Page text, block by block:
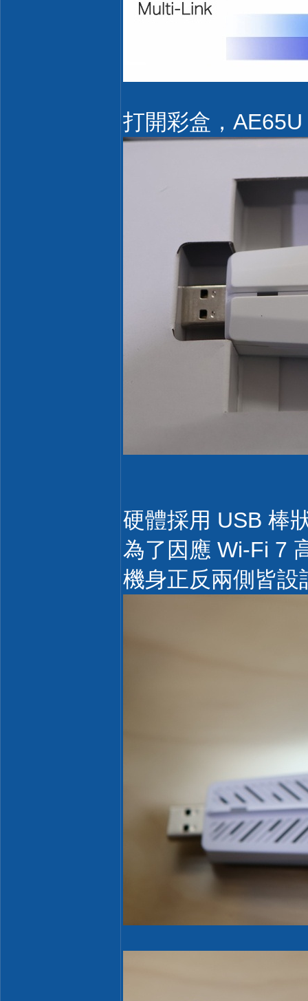
打開彩盒，
硬體採用 USB 棒
為了因應 Wi-Fi 7
機身正反兩側皆設